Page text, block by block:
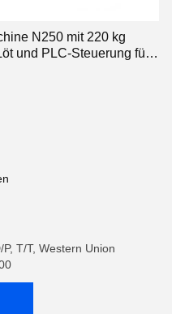
N250 mit 220 kg
und PLC-Steuerung für
T/T, Western Union